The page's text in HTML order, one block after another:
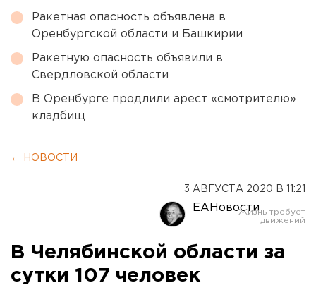
Ракетная опасность объявлена в
Оренбургской области и Башкирии
Ракетную опасность объявили в
Свердловской области
В Оренбурге продлили арест «смотрителю»
кладбищ
← НОВОСТИ
3 АВГУСТА 2020 В 11:21
ЕАНовости
В Челябинской области за
сутки 107 человек